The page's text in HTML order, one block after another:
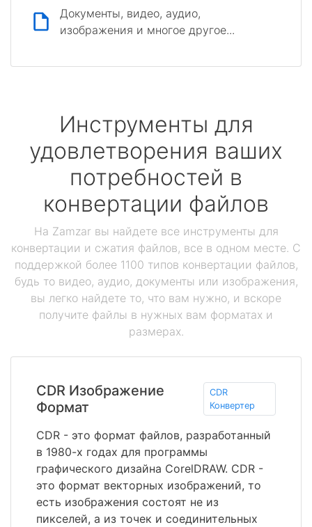
Документы, видео, аудио,
изображения и многое другое...
Инструменты для
удовлетворения ваших
потребностей в
конвертации файлов
На Zamzar вы найдете все инструменты для
конвертации и сжатия файлов, все в одном месте. С
поддержкой более 1100 типов конвертации файлов,
будь то видео, аудио, документы или изображения,
вы легко найдете то, что вам нужно, и вскоре
получите файлы в нужных вам форматах и
размерах.
CDR Изображение
Формат
CDR
Конвертер
CDR - это формат файлов, разработанный
в 1980-х годах для программы
графического дизайна CorelDRAW. CDR -
это формат векторных изображений, то
есть изображения состоят не из
пикселей, а из точек и соединительных